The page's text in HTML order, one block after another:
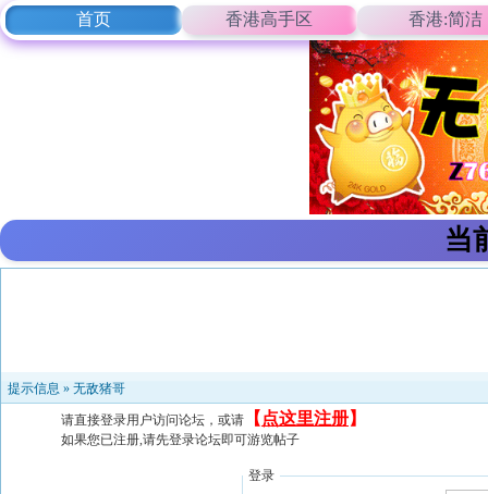
首页 香港高手区 香港:简洁
当
提示信息 » 无敌猪哥
请直接登录用户访问论坛，或请 【 点这里注册】
如果您已注册,请先登录论坛即可游览帖子
登录